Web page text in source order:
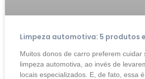
Limpeza automotiva: 5 produtos
Muitos donos de carro preferem cuidar
limpeza automotiva, ao invés de
locais especializados. E, de fato, essa